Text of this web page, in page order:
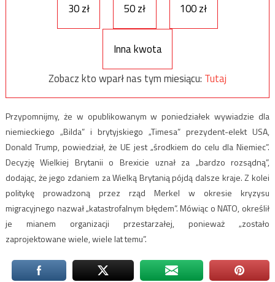
30 zł 50 zł 100 zł
Inna kwota
Zobacz kto wparł nas tym miesiącu: Tutaj
Przypomnijmy, że w opublikowanym w poniedziałek wywiadzie dla
niemieckiego „Bilda” i brytyjskiego „Timesa” prezydent-elekt USA,
Donald Trump, powiedział, że UE jest „środkiem do celu dla Niemiec”.
Decyzję Wielkiej Brytanii o Brexicie uznał za „bardzo rozsądną”,
dodając, że jego zdaniem za Wielką Brytanią pójdą dalsze kraje. Z kolei
politykę prowadzoną przez rząd Merkel w okresie kryzysu
migracyjnego nazwał „katastrofalnym błędem”. Mówiąc o NATO, określił
je mianem organizacji przestarzałej, ponieważ „zostało
zaprojektowane wiele, wiele lat temu”.